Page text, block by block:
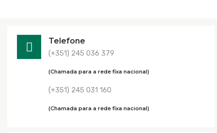
Telefone
(+351) 245 036 379
(Chamada para a rede fixa nacional)
(+351) 245 031 160
(Chamada para a rede fixa nacional)